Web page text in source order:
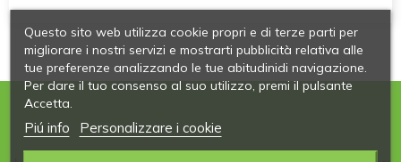
Questo sito web utilizza cookie propri e di terze parti per
migliorare i nostri servizi e mostrarti pubblicità relativa alle
tue preferenze analizzando le tue abitudinidi navigazione.
Per dare il tuo consenso al suo utilizzo, premi il pulsante
Accetta.
Piú info Personalizzare i cookie